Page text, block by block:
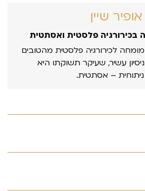
שיין
בכירורגיה פלסטית ואסתטית
מומחה לכירורגיה פלסטית מהטובים
עשיר, שעיקר תשוקתו היא
ניתוחית – אסתטית.